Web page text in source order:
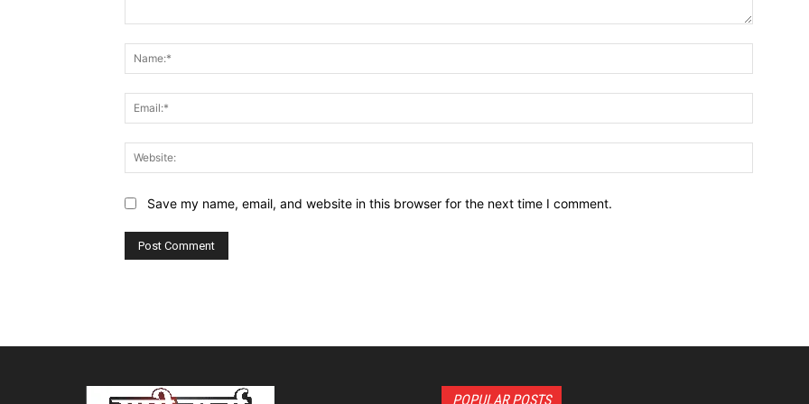
Save my name, email, and website in this browser for the next time I comment.
POPULAR POSTS